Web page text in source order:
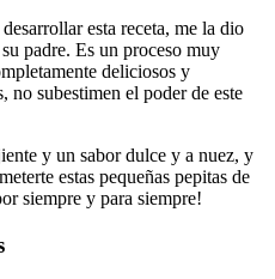
esta receta, me la dio
padre. Es un proceso muy
deliciosos y
subestimen el poder de este
y un sabor dulce y a nuez, y
estas pequeñas pepitas de
siempre y para siempre!